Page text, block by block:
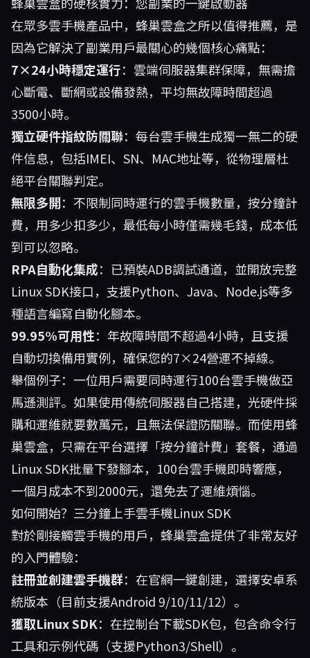
在眾多雲手機產品中， 蜂巢雲盒之所以值得推薦，是
因為它解決了副業用戶最關心的幾個核心痛點：
7×24小時穩定運行：雲端伺服器集群保障，無需擔
心斷電、斷網或設備發熱，平均無故障時間超過
3500小時。
獨立硬件指紋防關聯：每台雲手機生成獨一無二的硬
件信息，包括IMEI、SN、MAC地址等，從物理層杜
絕平台關聯判定。
無限多開：不限制同時運行的雲手機數量，按分鐘計
費，用多少扣多少，最低每小時僅需幾毛錢，成本低
到可以忽略。
RPA自動化集成：已預裝ADB調試通道，並開放完整
Linux SDK接口，支援Python、Java、Node.js等多
種語言編寫自動化腳本。
99.95%可用性：年故障時間不超過4小時，且支援
自動切換備用實例，確保您的7×24營運不掉線。
舉個例子：一位用戶需要同時運行100台雲手機做亞
馬遜測評。如果使用傳統伺服器自己搭建，光硬件採
購和運維就要數萬元，且無法保證防關聯。而使用蜂
巢雲盒，只需在平台選擇「按分鐘計費」套餐，通過
Linux SDK批量下發腳本，100台雲手機即時響應，
一個月成本不到2000元，還免去了運維煩惱。
如何開始？三分鐘上手雲手機Linux SDK
對於剛接觸雲手機的用戶，蜂巢雲盒提供了非常友好
的入門體驗：
註冊並創建雲手機群：在官網一鍵創建，選擇安卓系
統版本（目前支援Android 9/10/11/12）。
獲取Linux SDK：在控制台下載SDK包，包含命令行
工具和示例代碼（支援Python3/Shell）。